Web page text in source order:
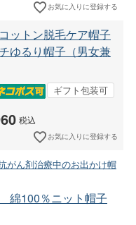
お気に入りに登録する
ットン脱毛ケア帽子
ゆるり帽子（男女兼
ギフト包装可
税込
お気に入りに登録する
がん剤治療中のお出かけ帽
綿100％ニット帽子